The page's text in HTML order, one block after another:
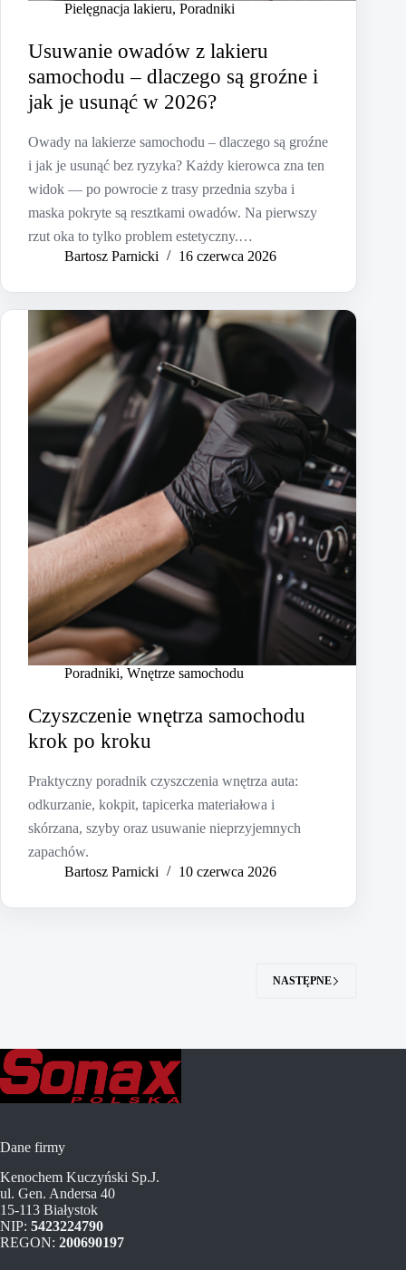
Pielęgnacja lakieru, Poradniki
Usuwanie owadów z lakieru
samochodu – dlaczego są groźne i
jak je usunąć w 2026?
Owady na lakierze samochodu – dlaczego są groźne
i jak je usunąć bez ryzyka? Każdy kierowca zna ten
widok — po powrocie z trasy przednia szyba i
maska pokryte są resztkami owadów. Na pierwszy
rzut oka to tylko problem estetyczny.…
Bartosz Parnicki
16 czerwca 2026
Poradniki, Wnętrze samochodu
Czyszczenie wnętrza samochodu
krok po kroku
Praktyczny poradnik czyszczenia wnętrza auta:
odkurzanie, kokpit, tapicerka materiałowa i
skórzana, szyby oraz usuwanie nieprzyjemnych
zapachów.
Bartosz Parnicki
10 czerwca 2026
NASTĘPNE
Dane firmy
Kenochem Kuczyński Sp.J.
ul. Gen. Andersa 40
15-113 Białystok
NIP: 5423224790
REGON: 200690197